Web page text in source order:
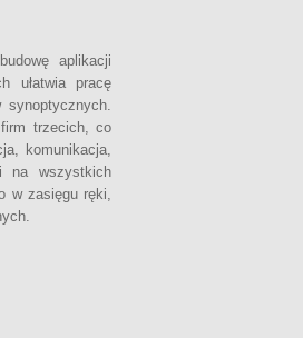
aplikacji
ułatwia pracę
firm trzecich, co
komunikacja,
na wszystkich
w zasięgu ręki,